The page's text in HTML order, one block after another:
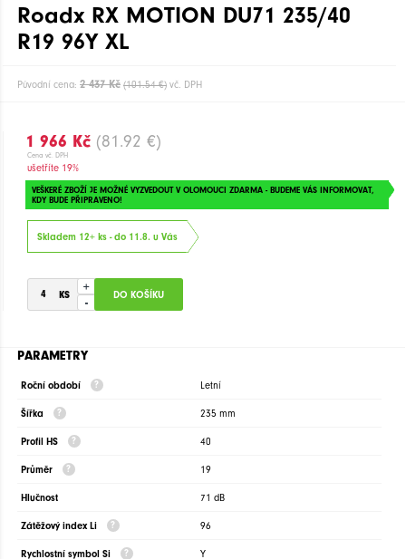
Roadx RX MOTION DU71 235/40
R19 96Y XL
Původní cena: 2 437 Kč (101.54 €) vč. DPH
1 966 Kč (81.92 €)
Cena vč. DPH
ušetříte 19%
VEŠKERÉ ZBOŽÍ JE MOŽNÉ VYZVEDOUT V OLOMOUCI ZDARMA - BUDEME VÁS INFORMOVAT,
KDY BUDE PŘIPRAVENO!
Skladem 12+ ks - do 11.8. u Vás
+
-
PARAMETRY
Roční období Letní
Šířka 235 mm
Profil HS 40
Průměr 19
Hlučnost 71 dB
Zátěžový index Li 96
Rychlostní symbol Si Y